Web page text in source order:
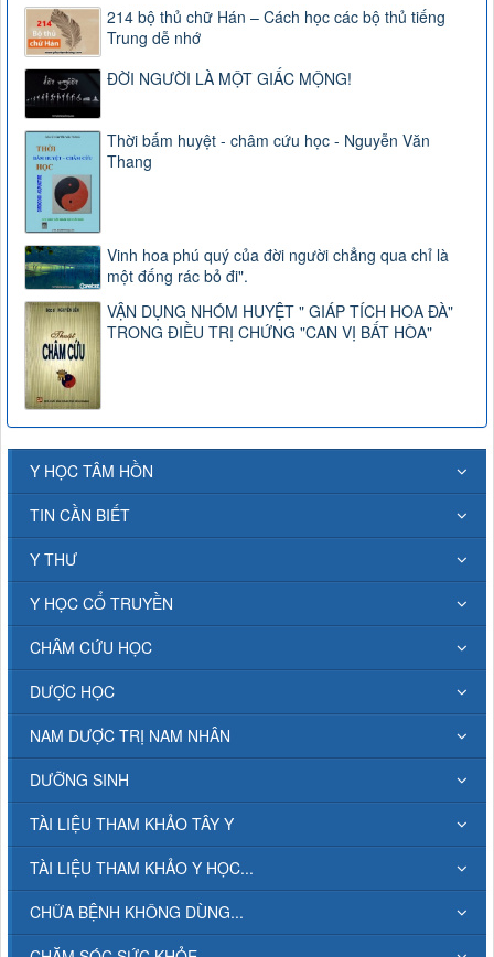
214 bộ thủ chữ Hán – Cách học các bộ thủ tiếng
Trung dễ nhớ
ĐỜI NGƯỜI LÀ MỘT GIẤC MỘNG!
Thời bấm huyệt - châm cứu học - Nguyễn Văn
Thang
Vinh hoa phú quý của đời người chẳng qua chỉ là
một đống rác bỏ đi".
VẬN DỤNG NHÓM HUYỆT " GIÁP TÍCH HOA ĐÀ"
TRONG ĐIỀU TRỊ CHỨNG "CAN VỊ BẤT HÒA"
Y HỌC TÂM HỒN
TIN CẦN BIẾT
Y THƯ
Y HỌC CỔ TRUYỀN
CHÂM CỨU HỌC
DƯỢC HỌC
NAM DƯỢC TRỊ NAM NHÂN
DƯỠNG SINH
TÀI LIỆU THAM KHẢO TÂY Y
TÀI LIỆU THAM KHẢO Y HỌC...
CHỮA BỆNH KHÔNG DÙNG...